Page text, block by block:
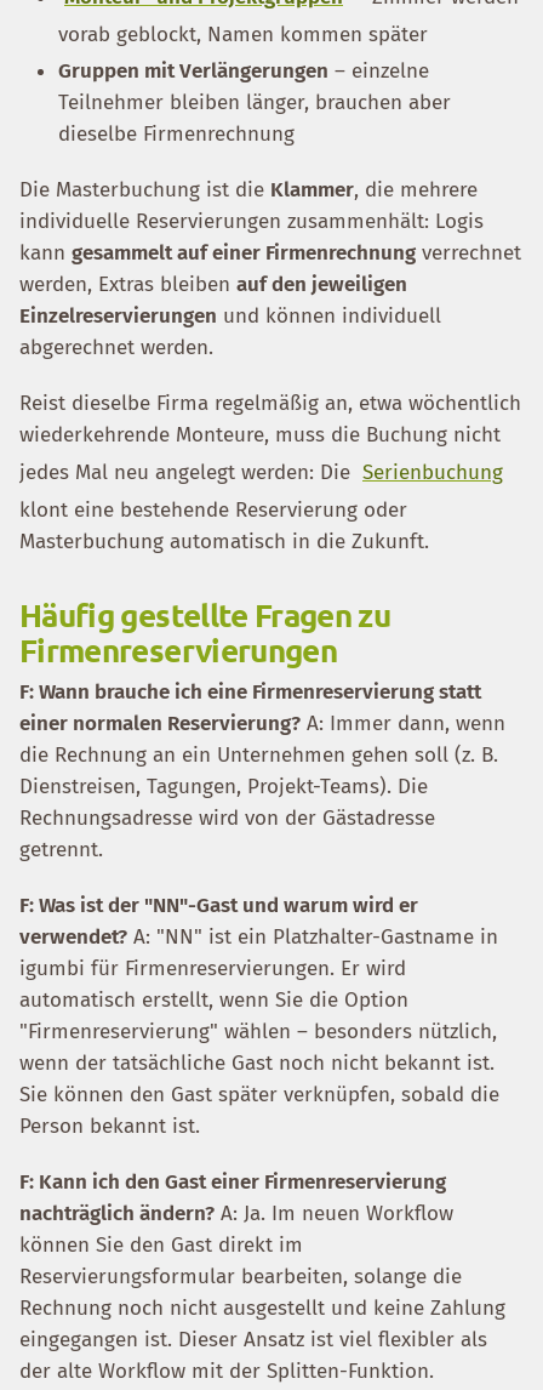
vorab geblockt, Namen kommen später
Gruppen mit Verlängerungen – einzelne
Teilnehmer bleiben länger, brauchen aber
dieselbe Firmenrechnung
Die Masterbuchung ist die Klammer, die mehrere
individuelle Reservierungen zusammenhält: Logis
kann gesammelt auf einer Firmenrechnung verrechnet
werden, Extras bleiben auf den jeweiligen
Einzelreservierungen und können individuell
abgerechnet werden.
Reist dieselbe Firma regelmäßig an, etwa wöchentlich
wiederkehrende Monteure, muss die Buchung nicht
jedes Mal neu angelegt werden: Die Serienbuchung
klont eine bestehende Reservierung oder
Masterbuchung automatisch in die Zukunft.
Häufig gestellte Fragen zu
Firmenreservierungen
F: Wann brauche ich eine Firmenreservierung statt
einer normalen Reservierung? A: Immer dann, wenn
die Rechnung an ein Unternehmen gehen soll (z. B.
Dienstreisen, Tagungen, Projekt-Teams). Die
Rechnungsadresse wird von der Gästadresse
getrennt.
F: Was ist der "NN"-Gast und warum wird er
verwendet? A: "NN" ist ein Platzhalter-Gastname in
igumbi für Firmenreservierungen. Er wird
automatisch erstellt, wenn Sie die Option
"Firmenreservierung" wählen – besonders nützlich,
wenn der tatsächliche Gast noch nicht bekannt ist.
Sie können den Gast später verknüpfen, sobald die
Person bekannt ist.
F: Kann ich den Gast einer Firmenreservierung
nachträglich ändern? A: Ja. Im neuen Workflow
können Sie den Gast direkt im
Reservierungsformular bearbeiten, solange die
Rechnung noch nicht ausgestellt und keine Zahlung
eingegangen ist. Dieser Ansatz ist viel flexibler als
der alte Workflow mit der Splitten-Funktion.